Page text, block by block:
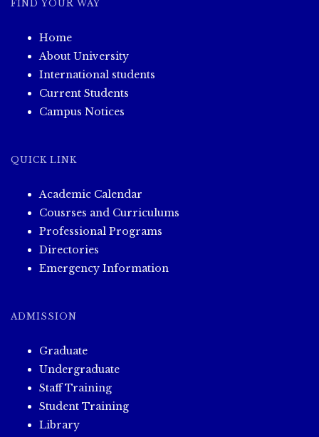
FIND YOUR WAY
Home
About University
International students
Current Students
Campus Notices
QUICK LINK
Academic Calendar
Cousrses and Curriculums
Professional Programs
Directories
Emergency Information
ADMISSION
Graduate
Undergraduate
Staff Training
Student Training
Library